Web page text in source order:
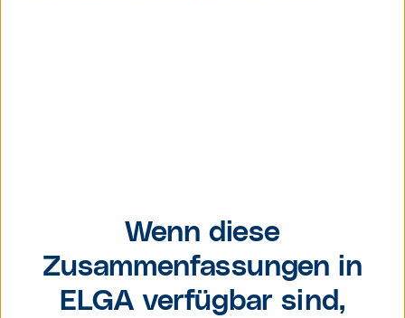
Chief Digital
Officer bei
PRAEVENIRE.
Wenn diese
Zusammenfassungen in
ELGA verfügbar sind,